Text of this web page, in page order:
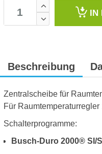
IN
Beschreibung
Zentralscheibe für
Für
Schalterprogramme:
Busch-Duro 2000® SI/